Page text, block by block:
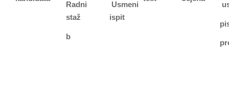
Radni
staž
b
Usmeni
ispit